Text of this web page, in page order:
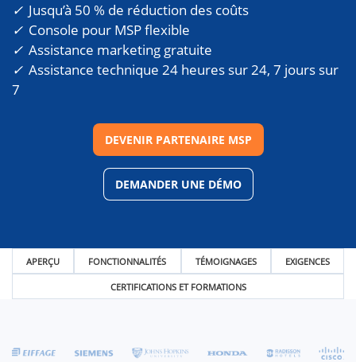
Jusqu’à 50 % de réduction des coûts
Console pour MSP flexible
Assistance marketing gratuite
Assistance technique 24 heures sur 24, 7 jours sur
7
DEVENIR PARTENAIRE MSP
DEMANDER UNE DÉMO
APERÇU FONCTIONNALITÉS TÉMOIGNAGES EXIGENCES
CERTIFICATIONS ET FORMATIONS